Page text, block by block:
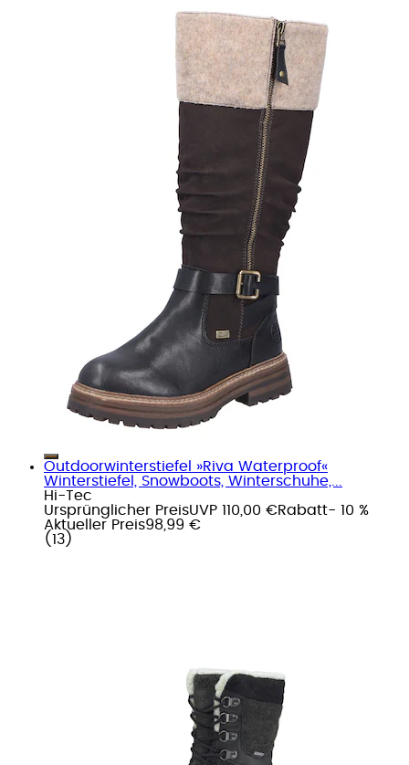
Outdoorwinterstiefel »Riva Waterproof«
Winterstiefel, Snowboots, Winterschuhe,...
Hi-Tec
Ursprünglicher PreisUVP 110,00 €Rabatt- 10 %
Aktueller Preis98,99 €
( 13 )